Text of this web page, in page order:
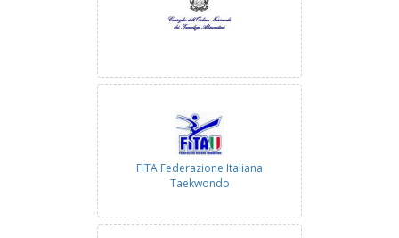
FITA Federazione Italiana
Taekwondo